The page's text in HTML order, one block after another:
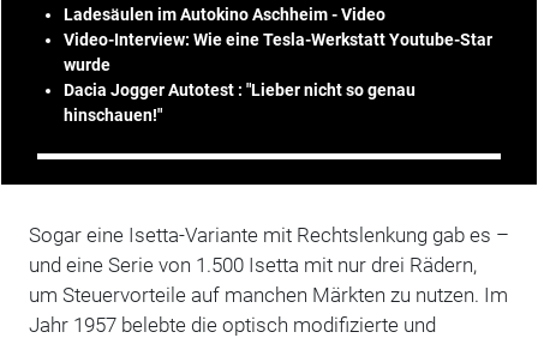
Ladesäulen im Autokino Aschheim - Video
Video-Interview: Wie eine Tesla-Werkstatt Youtube-Star
wurde
Dacia Jogger Autotest : "Lieber nicht so genau
hinschauen!"
Sogar eine Isetta-Variante mit Rechtslenkung gab es –
und eine Serie von 1.500 Isetta mit nur drei Rädern,
um Steuervorteile auf manchen Märkten zu nutzen. Im
Jahr 1957 belebte die optisch modifizierte und